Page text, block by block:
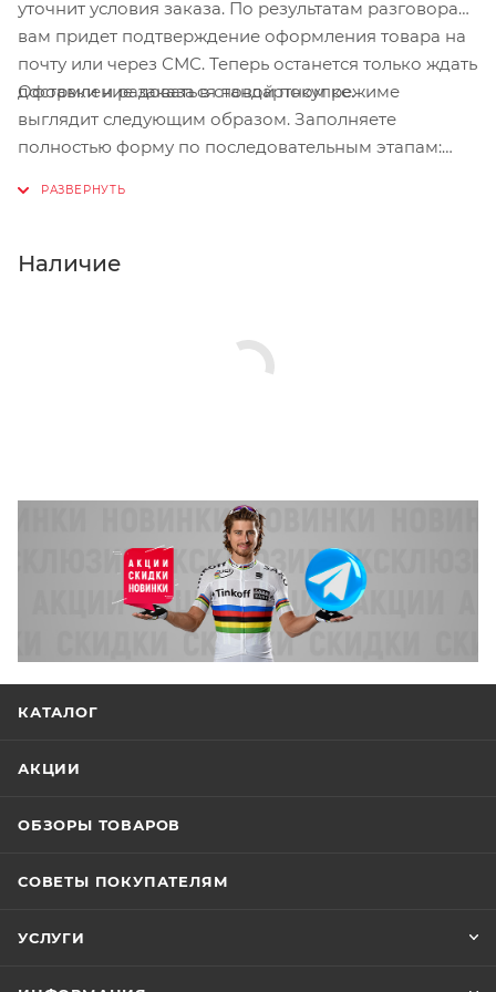
уточнит условия заказа. По результатам разговора
вам придет подтверждение оформления товара на
почту или через СМС. Теперь останется только ждать
доставки и радоваться новой покупке.
Оформление заказа в стандартном режиме
выглядит следующим образом. Заполняете
полностью форму по последовательным этапам:
Нажмите кнопку «Оформить заказ».
Наличие
КАТАЛОГ
АКЦИИ
ОБЗОРЫ ТОВАРОВ
СОВЕТЫ ПОКУПАТЕЛЯМ
УСЛУГИ